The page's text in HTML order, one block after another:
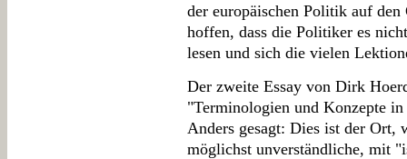
der europäischen Politik auf
hoffen, dass die Politiker es
lesen und sich die vielen
Der zweite Essay von Dirk
"Terminologien und Konzepte
Anders gesagt: Dies ist der Ort,
möglichst unverständliche, mit